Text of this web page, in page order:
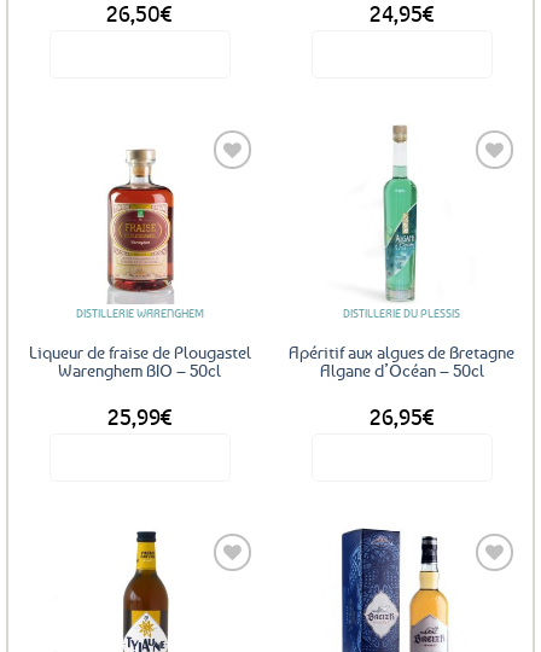
26,50€ 24,95€
DISTILLERIE WARENGHEM
Liqueur de fraise de Plougastel
Warenghem BIO – 50cl
25,99€
DISTILLERIE DU PLESSIS
Apéritif aux algues de Bretagne
Algane d’Océan – 50cl
26,95€